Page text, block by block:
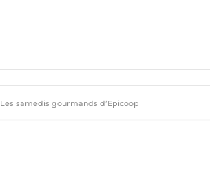
Les samedis gourmands d’Epicoop